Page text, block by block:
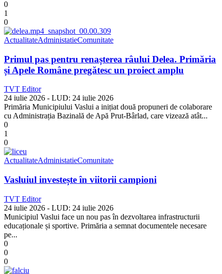
0
1
0
ActualitateAdministatieComunitate
Primul pas pentru renașterea râului Delea. Primăria
și Apele Române pregătesc un proiect amplu
TVT Editor
24 iulie 2026 - LUD: 24 iulie 2026
Primăria Municipiului Vaslui a inițiat două propuneri de colaborare
cu Administrația Bazinală de Apă Prut-Bârlad, care vizează atât...
0
1
0
ActualitateAdministatieComunitate
Vasluiul investește în viitorii campioni
TVT Editor
24 iulie 2026 - LUD: 24 iulie 2026
Municipiul Vaslui face un nou pas în dezvoltarea infrastructurii
educaționale și sportive. Primăria a semnat documentele necesare
pe...
0
0
0